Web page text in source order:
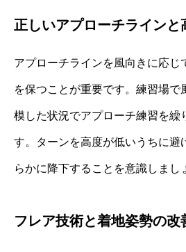
正しいアプローチラインと
アプローチラインを風向きに応じ
を保つことが重要です。練習場で
模した状況でアプローチ練習を繰
す。ターンを高度が低いうちに避
らかに降下することを意識しまし
フレア技術と着地姿勢の改